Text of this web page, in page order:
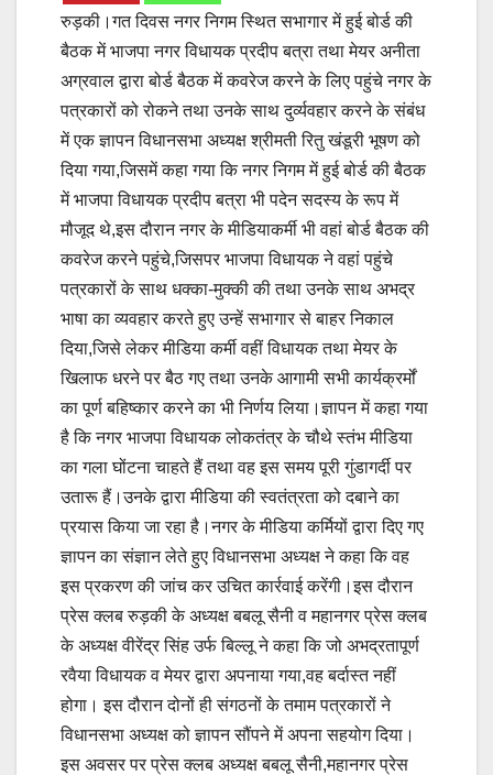
रुड़की।गत दिवस नगर निगम स्थित सभागार में हुई बोर्ड की
बैठक में भाजपा नगर विधायक प्रदीप बत्रा तथा मेयर अनीता
अग्रवाल द्वारा बोर्ड बैठक में कवरेज करने के लिए पहुंचे नगर के
पत्रकारों को रोकने तथा उनके साथ दुर्व्यवहार करने के संबंध
में एक ज्ञापन विधानसभा अध्यक्ष श्रीमती रितु खंडूरी भूषण को
दिया गया,जिसमें कहा गया कि नगर निगम में हुई बोर्ड की बैठक
में भाजपा विधायक प्रदीप बत्रा भी पदेन सदस्य के रूप में
मौजूद थे,इस दौरान नगर के मीडियाकर्मी भी वहां बोर्ड बैठक की
कवरेज करने पहुंचे,जिसपर भाजपा विधायक ने वहां पहुंचे
पत्रकारों के साथ धक्का-मुक्की की तथा उनके साथ अभद्र
भाषा का व्यवहार करते हुए उन्हें सभागार से बाहर निकाल
दिया,जिसे लेकर मीडिया कर्मी वहीं विधायक तथा मेयर के
खिलाफ धरने पर बैठ गए तथा उनके आगामी सभी कार्यक्रर्मों
का पूर्ण बहिष्कार करने का भी निर्णय लिया।ज्ञापन में कहा गया
है कि नगर भाजपा विधायक लोकतंत्र के चौथे स्तंभ मीडिया
का गला घोंटना चाहते हैं तथा वह इस समय पूरी गुंडागर्दी पर
उतारू हैं।उनके द्वारा मीडिया की स्वतंत्रता को दबाने का
प्रयास किया जा रहा है।नगर के मीडिया कर्मियों द्वारा दिए गए
ज्ञापन का संज्ञान लेते हुए विधानसभा अध्यक्ष ने कहा कि वह
इस प्रकरण की जांच कर उचित कार्रवाई करेंगी।इस दौरान
प्रेस क्लब रुड़की के अध्यक्ष बबलू सैनी व महानगर प्रेस क्लब
के अध्यक्ष वीरेंद्र सिंह उर्फ बिल्लू ने कहा कि जो अभद्रतापूर्ण
रवैया विधायक व मेयर द्वारा अपनाया गया,वह बर्दास्त नहीं
होगा। इस दौरान दोनों ही संगठनों के तमाम पत्रकारों ने
विधानसभा अध्यक्ष को ज्ञापन सौंपने में अपना सहयोग दिया।
इस अवसर पर प्रेस क्लब अध्यक्ष बबलू सैनी,महानगर प्रेस